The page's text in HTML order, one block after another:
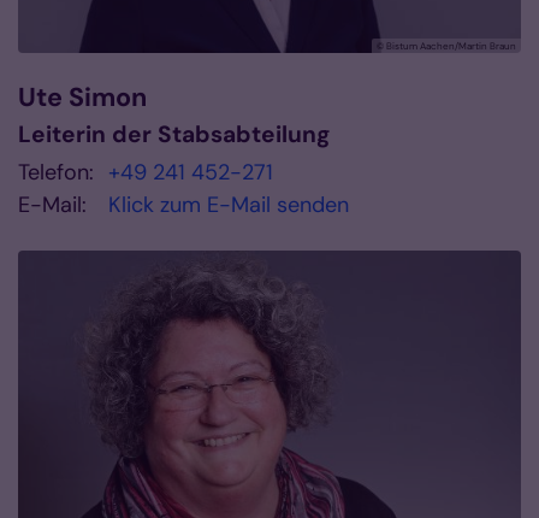
© Bistum Aachen/Martin Braun
Ute Simon
Leiterin der Stabsabteilung
Telefon: +49 241 452-271
E-Mail:
Klick zum E-Mail senden